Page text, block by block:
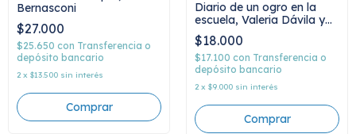
Bernasconi
$27.000
$25.650 con Transferencia o
depósito bancario
2 x $13.500 sin interés
Diario de un ogro en la
escuela, Valeria Dávila y
Mónica López
$18.000
$17.100 con Transferencia o
depósito bancario
2 x $9.000 sin interés